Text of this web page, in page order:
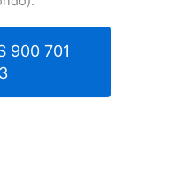
900 701